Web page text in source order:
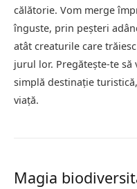
călătorie. Vom merge
înguste, prin peșteri
atât creaturile care
jurul lor. Pregătește-te să
simplă destinație
viață.
Magia